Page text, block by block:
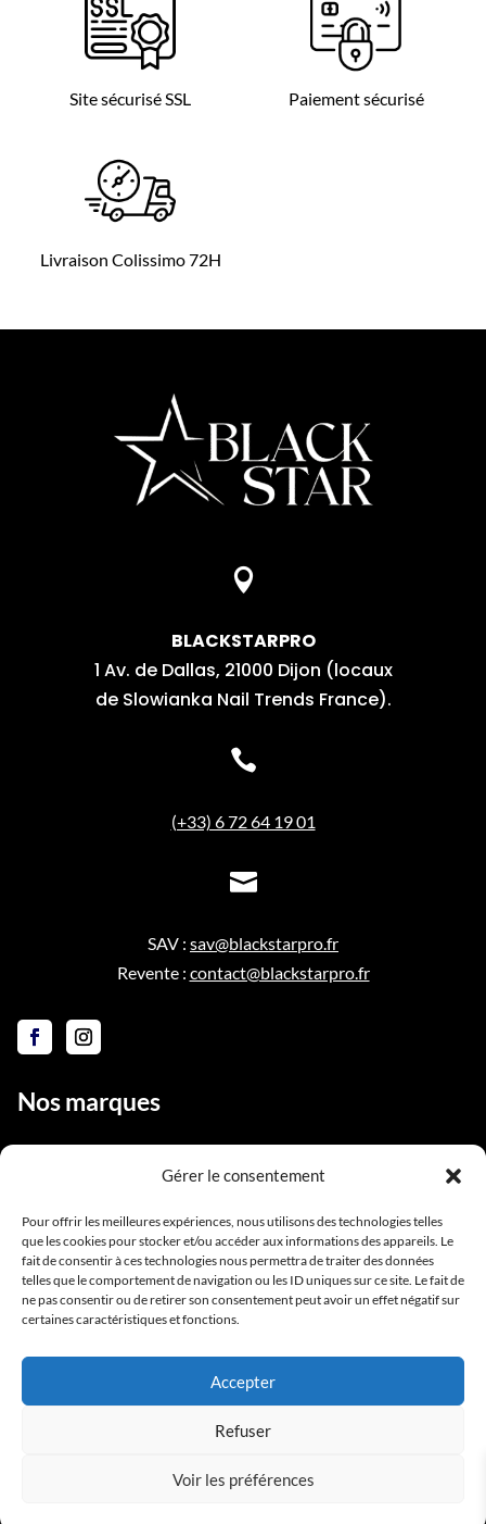
Gérer le consentement
Pour offrir les meilleures expériences, nous utilisons des technologies telles
que les cookies pour stocker et/ou accéder aux informations des appareils. Le
fait de consentir à ces technologies nous permettra de traiter des données
telles que le comportement de navigation ou les ID uniques sur ce site. Le fait de
ne pas consentir ou de retirer son consentement peut avoir un effet négatif sur
certaines caractéristiques et fonctions.
Accepter
Refuser
Voir les préférences
Site sécurisé SSL Paiement sécurisé
Livraison Colissimo 72H

BLACKSTARPRO
1 Av. de Dallas, 21000 Dijon (locaux
de Slowianka Nail Trends France).

(+33) 6 72 64 19 01

SAV : sav@blackstarpro.fr
Revente : contact@blackstarpro.fr
Nos marques
Notre équipe
Contact
Conditions générales de vente